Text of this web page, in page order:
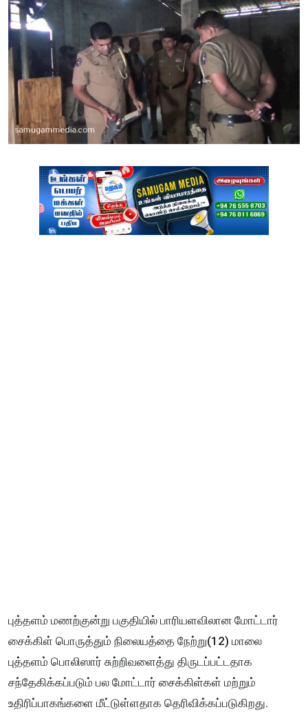
புத்தளம் மணற்குன்று பகுதியில் பாரியளவிலான மோட்டார்
சைக்கிள் பொருத்தும் நிலையத்தை நேற்று(12) மாலை
புத்தளம் பொலிஸார் சுற்றிவளைத்து திருடப்பட்டதாக
சந்தேகிக்கப்படும் பல மோட்டார் சைக்கிள்கள் மற்றும்
உதிரிப்பாகங்களை மீட்டுள்ளதாக தெரிவிக்கப்படுகிறது.